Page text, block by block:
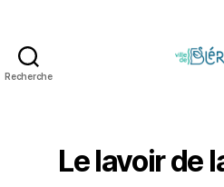
Recherche
Le lavoir de